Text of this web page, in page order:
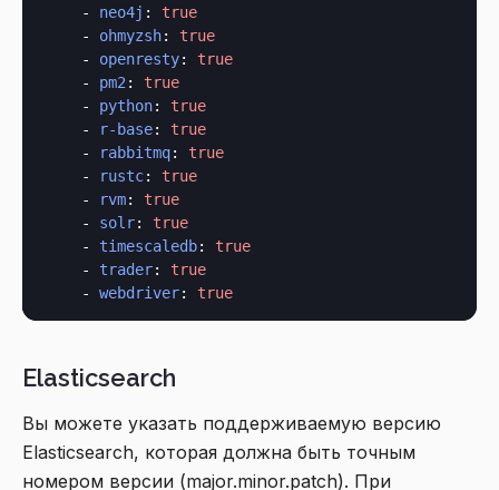
    -
neo4j : true
    -
ohmyzsh: true
    -
openresty: true
    -
pm2 : true
    -
python: true
    -
r-base: true
    -
rabbitmq: true
    -
rustc: true
    -
rvm: true
    -
solr: true
    -
timescaledb: true
    -
trader: true
    -
webdriver: true
Elasticsearch
Вы можете указать поддерживаемую версию
Elasticsearch, которая должна быть точным
номером версии (major.minor.patch). При